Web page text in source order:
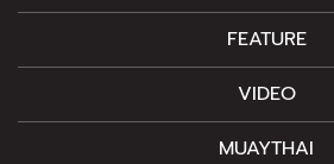
FEATURE
VIDEO
MUAYTHAI